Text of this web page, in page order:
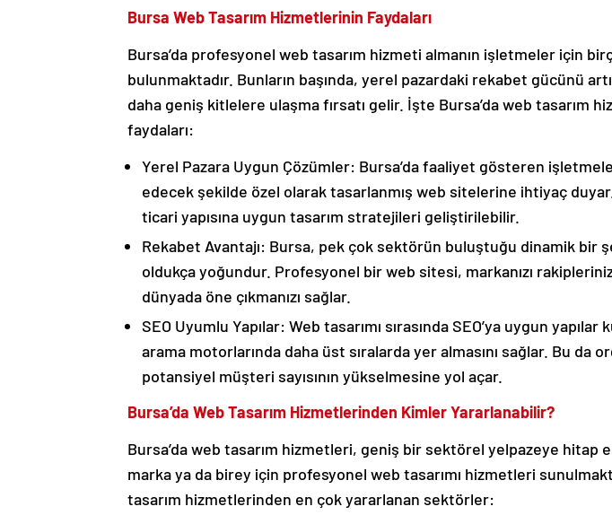
Bursa Web Tasarım Hizmetlerinin Faydaları
Bursa’da profesyonel web tasarım hizmeti almanın işletmeler için
bulunmaktadır. Bunların başında, yerel pazardaki rekabet gücünü
daha geniş kitlelere ulaşma fırsatı gelir. İşte Bursa’da web tasarım
faydaları:
Yerel Pazara Uygun Çözümler: Bursa’da faaliyet gösteren
edecek şekilde özel olarak tasarlanmış web sitelerine ihtiyaç
ticari yapısına uygun tasarım stratejileri geliştirilebilir.
Rekabet Avantajı: Bursa, pek çok sektörün buluştuğu dinamik bir
oldukça yoğundur. Profesyonel bir web sitesi, markanızı
dünyada öne çıkmanızı sağlar.
SEO Uyumlu Yapılar: Web tasarımı sırasında SEO’ya uygun yapılar
arama motorlarında daha üst sıralarda yer almasını sağlar. Bu da
potansiyel müşteri sayısının yükselmesine yol açar.
Bursa’da Web Tasarım Hizmetlerinden Kimler Yararlanabilir?
Bursa’da web tasarım hizmetleri, geniş bir sektörel yelpazeye hitap
marka ya da birey için profesyonel web tasarımı hizmetleri
tasarım hizmetlerinden en çok yararlanan sektörler: